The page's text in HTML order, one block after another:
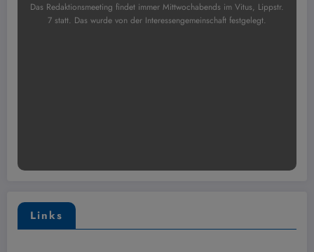
Das Redaktionsmeeting findet immer Mittwochabends im Vitus, Lippstr.
7 statt. Das wurde von der Interessengemeinschaft festgelegt.
Links